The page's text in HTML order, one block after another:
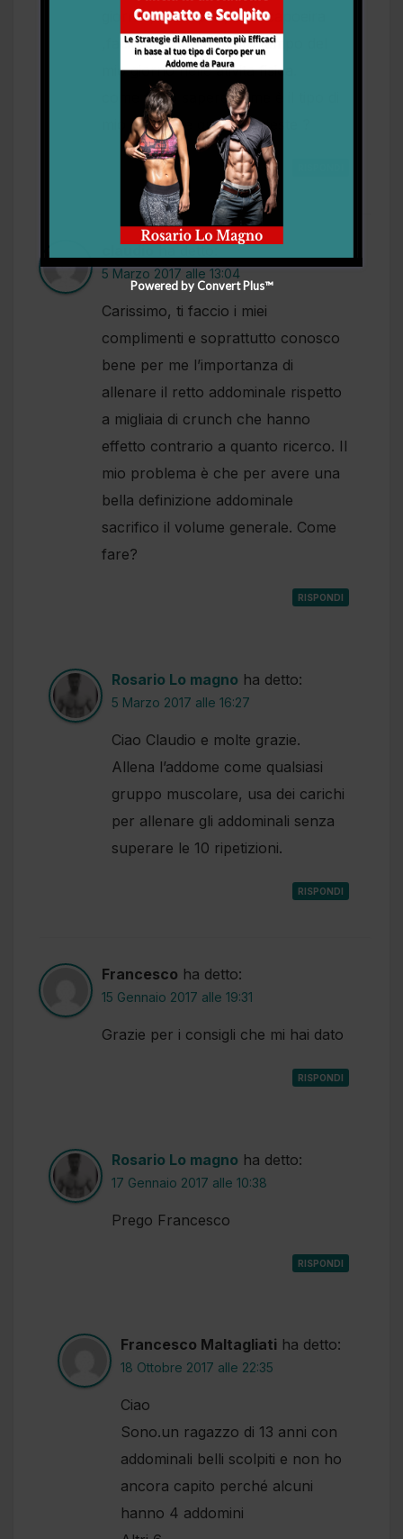
giorno , facio pesi,facio capoeira
,facio balo io ho molto tempo del
mio giorno nelle ativita fisica.
come facio sapere come è il tipo di
mio corpo ce qualcuno teste ?
5 Marzo 2017 alle 13:04
Carissimo, ti faccio i miei
complimenti e soprattutto conosco
bene per me l’importanza di
allenare il retto addominale rispetto
a migliaia di crunch che hanno
effetto contrario a quanto ricerco. Il
mio problema è che per avere una
bella definizione addominale
sacrifico il volume generale. Come
fare?
RISPONDI
Rosario Lo magno ha detto:
5 Marzo 2017 alle 16:27
Ciao Claudio e molte grazie.
Allena l’addome come qualsiasi
gruppo muscolare, usa dei carichi
per allenare gli addominali senza
superare le 10 ripetizioni.
RISPONDI
Francesco ha detto:
15 Gennaio 2017 alle 19:31
Grazie per i consigli che mi hai dato
RISPONDI
Rosario Lo magno ha detto:
17 Gennaio 2017 alle 10:38
Prego Francesco
RISPONDI
Francesco Maltagliati ha detto:
18 Ottobre 2017 alle 22:35
Ciao
Sono.un ragazzo di 13 anni con
addominali belli scolpiti e non ho
ancora capito perché alcuni
hanno 4 addomini
Powered by Convert Plus™